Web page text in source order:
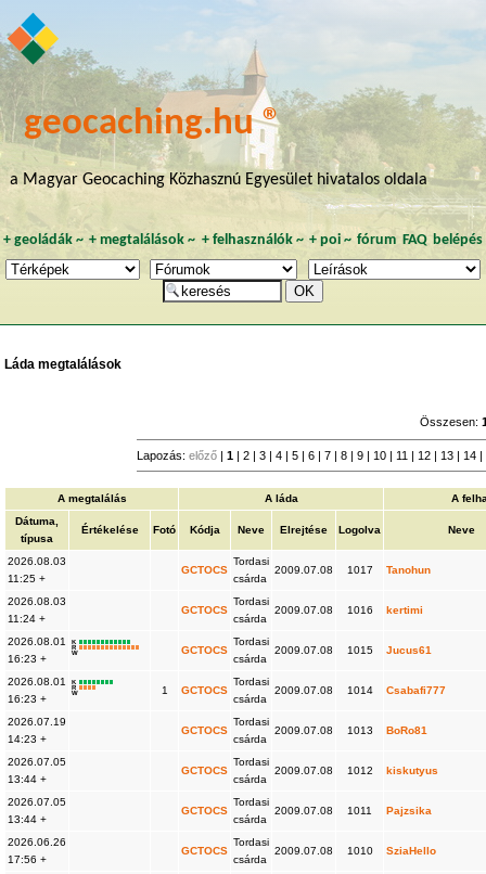
geocaching.hu ®
a Magyar Geocaching Közhasznú Egyesület hivatalos oldala
+ geoládák~ +megtalálások ~ + felhasználók~ + poi~ fórum FAQ belépés
Láda megtalálások
Összesen:
Lapozás:előző |1 | 2 | 3 | 4 | 5 | 6 | 7 | 8 | 9 | 10 | 11 | 12 | 13 | 14 |
A megtalálás A láda
A
Dátuma,
típusa
Értékelése Fotó Kódja Neve Elrejtése Logolva Neve
2026.08.03
11:25 +
GCTOCS
Tordasi
csárda
2009.07.08 1017 Tanohun
2026.08.03
11:24 +
GCTOCS
Tordasi
csárda
2009.07.08 1016 kertimi
2026.08.01
16:23 +
K
R
W
GCTOCS
Tordasi
csárda
2009.07.08 1015 Jucus61
2026.08.01
16:23 +
K
R
W
1 GCTOCS
Tordasi
csárda
2009.07.08 1014 Csabafi777
2026.07.19
14:23 +
GCTOCS
Tordasi
csárda
2009.07.08 1013 BoRo81
2026.07.05
13:44 +
GCTOCS
Tordasi
csárda
2009.07.08 1012 kiskutyus
2026.07.05
13:44 +
GCTOCS
Tordasi
csárda
2009.07.08 1011 Pajzsika
2026.06.26
17:56 +
GCTOCS
Tordasi
csárda
2009.07.08 1010 SziaHello